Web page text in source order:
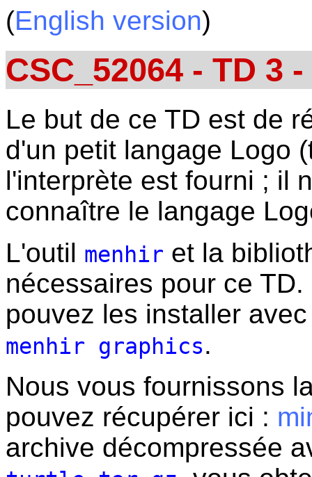
(English version)
CSC_52064 - TD 3
Le but de ce TD est de
d'un petit langage Logo
l'interprète est fourni ; il
connaître le langage
L'outil menhir et la
nécessaires pour ce
pouvez les installer
menhir graphics.
Nous vous fournissons
pouvez récupérer ici :
archive décompressée